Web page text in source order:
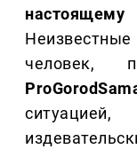
человек,